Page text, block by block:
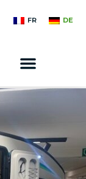
FR DE